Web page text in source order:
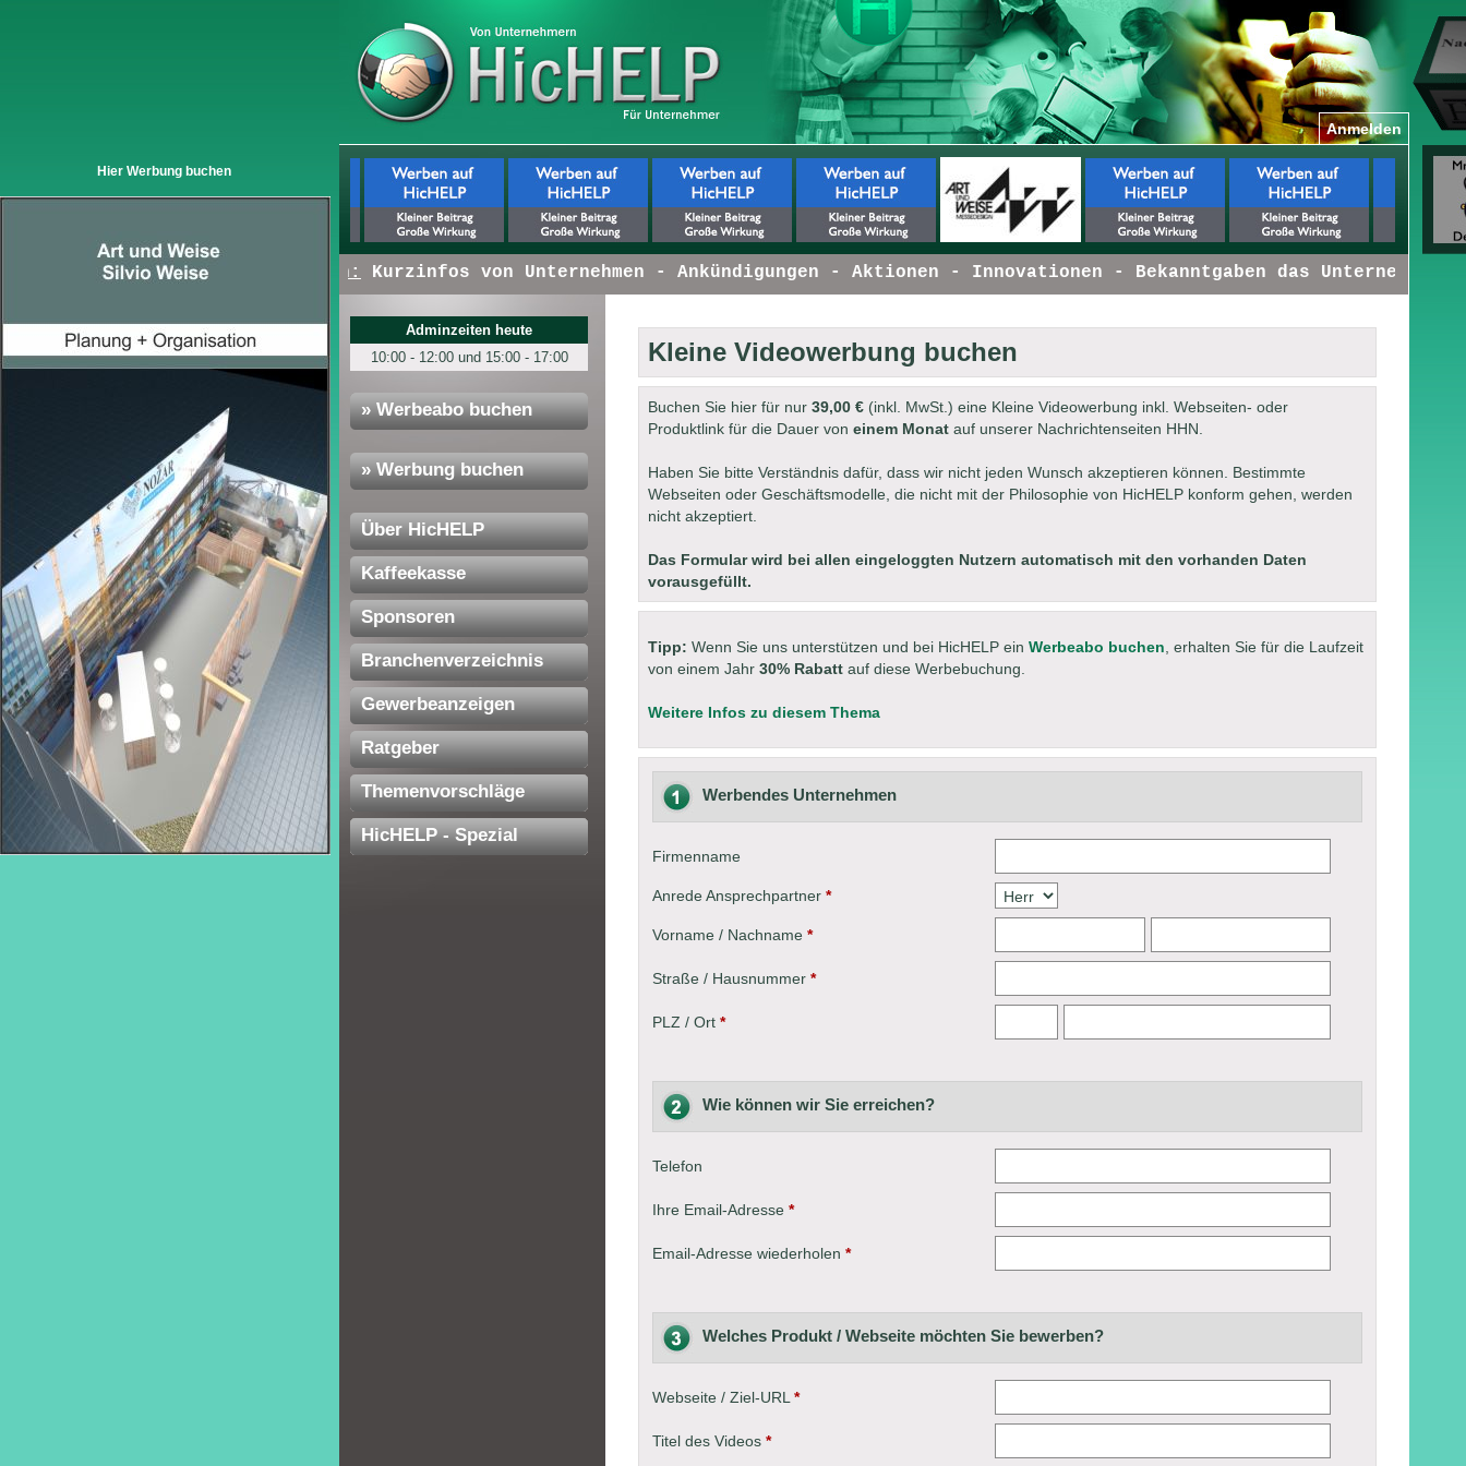
Hier Werbung buchen
Anmelden
+ + +Hier erscheinen: Kurzinfos von Unternehmen - Ankündigungen - Aktionen - Innovationen - Bekanntgaben das Unternehmen
Adminzeiten heute
10:00 - 12:00 und 15:00 - 17:00
» Werbeabo buchen
» Werbung buchen
Über HicHELP
Kaffeekasse
Sponsoren
Branchenverzeichnis
Gewerbeanzeigen
Ratgeber
Themenvorschläge
HicHELP - Spezial
Kleine Videowerbung buchen
Buchen Sie hier für nur 39,00 € (inkl. MwSt.) eine Kleine Videowerbung inkl. Webseiten- oder
Produktlink für die Dauer von einem Monat auf unserer Nachrichtenseiten HHN.
Haben Sie bitte Verständnis dafür, dass wir nicht jeden Wunsch akzeptieren können. Bestimmte
Webseiten oder Geschäftsmodelle, die nicht mit der Philosophie von HicHELP konform gehen, werden
nicht akzeptiert.
Das Formular wird bei allen eingeloggten Nutzern automatisch mit den vorhanden Daten
vorausgefüllt.
Tipp: Wenn Sie uns unterstützen und bei HicHELP ein Werbeabo buchen , erhalten Sie für die Laufzeit
von einem Jahr 30% Rabatt auf diese Werbebuchung.
Weitere Infos zu diesem Thema
Werbendes Unternehmen
Firmenname
Anrede Ansprechpartner *
Vorname / Nachname *
Straße / Hausnummer *
PLZ / Ort *
Wie können wir Sie erreichen?
Telefon
Ihre Email-Adresse *
Email-Adresse wiederholen *
Welches Produkt / Webseite möchten Sie bewerben?
Webseite / Ziel-URL *
Titel des Videos *